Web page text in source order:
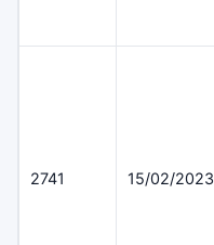
2741 15/02/2023